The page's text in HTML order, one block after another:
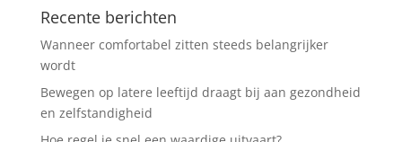
Recente berichten
Wanneer comfortabel zitten steeds belangrijker
wordt
Bewegen op latere leeftijd draagt bij aan gezondheid
en zelfstandigheid